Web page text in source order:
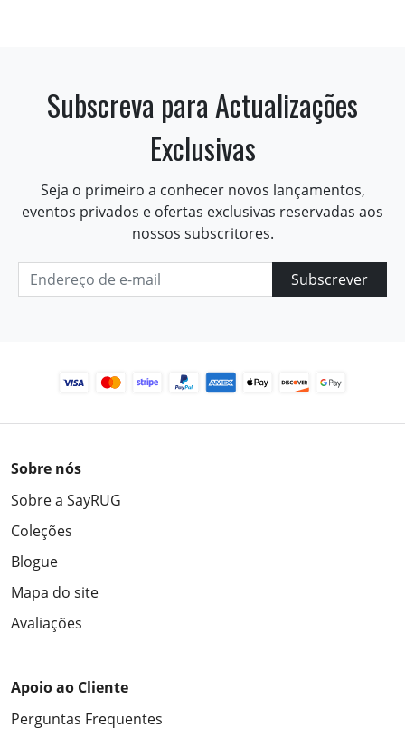
Subscreva para Actualizações
Exclusivas
Seja o primeiro a conhecer novos lançamentos,
eventos privados e ofertas exclusivas reservadas aos
nossos subscritores.
Subscrever
Sobre nós
Sobre a SayRUG
Coleções
Blogue
Mapa do site
Avaliações
Apoio ao Cliente
Perguntas Frequentes